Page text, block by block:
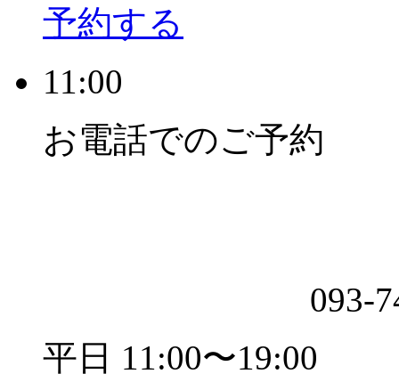
予約する
11:00
お電話でのご予約
093-
平日 11:00〜19:00